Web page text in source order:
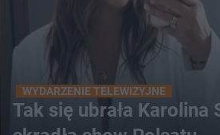
WYDARZENIE TELEWIZYJNE
Tak się ubrała Karolina